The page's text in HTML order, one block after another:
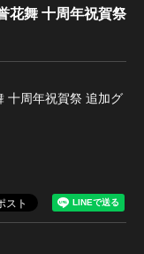
花舞 十周年祝賀祭
十周年祝賀祭 追加グ